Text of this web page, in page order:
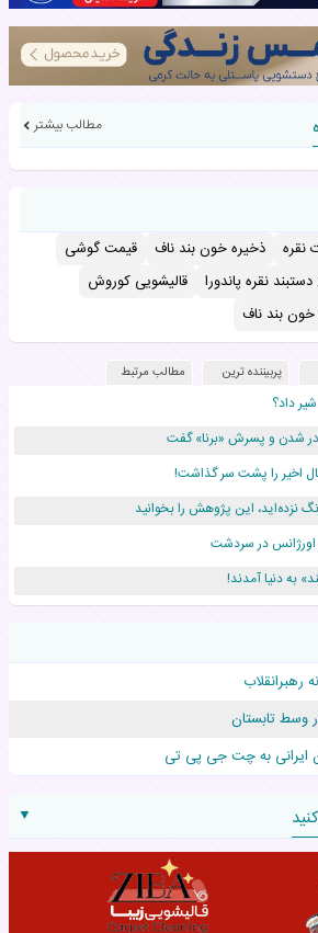
مطالب بیشتر
نقره ذخیره خون بند ناف
قیمت گوشی
قالیشویی کوروش
خون بند ناف
پربیننده ترین مطالب مرتبط
داد؟
شدن و پسرش «برنا» گفت
نزده‌اید، این پژوهش را بخوانید
اورژانس در سردشت
دلار برای پدرش خرج داشته
دوقلوها را نجات داد!
رهبرانقلاب
وسط تابستان
ایرانی به چت جی پی تی
▼